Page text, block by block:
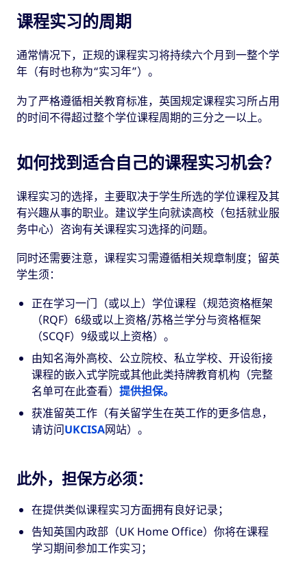
课程实习的周期
通常情况下，正规的课程实习将持续六个月到一整个学
年（有时也称为“实习年”）。
为了严格遵循相关教育标准，英国规定课程实习所占用
的时间不得超过整个学位课程周期的三分之一以上。
如何找到适合自己的课程实习机会？
课程实习的选择，主要取决于学生所选的学位课程及其
有兴趣从事的职业。建议学生向就读高校（包括就业服
务中心）咨询有关课程实习选择的问题。
同时还需要注意，课程实习需遵循相关规章制度；留英
学生须：
正在学习一门（或以上）学位课程（规范资格框架
（RQF）6级或以上资格/苏格兰学分与资格框架
（SCQF）9级或以上资格）。
由知名海外高校、公立院校、私立学校、开设衔接
课程的嵌入式学院或其他此类持牌教育机构（完整
名单可在此查看） 提供担保。
获准留英工作（有关留学生在英工作的更多信息，
请访问UKCISA网站）。
此外，担保方必须：
在提供类似课程实习方面拥有良好记录；
告知英国内政部（UK Home Office）你将在课程
学习期间参加工作实习；